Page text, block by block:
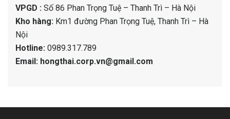
VPGD : Số 86 Phan Trọng Tuệ – Thanh Trì – Hà Nội
Kho hàng: Km1 đường Phan Trọng Tuệ, Thanh Trì – Hà
Nội
Hotline: 0989.317.789
Email: hongthai.corp.vn@gmail.com